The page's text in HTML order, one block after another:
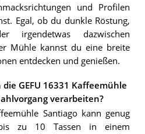
und Profilen
Egal, ob du dunkle Röstung,
irgendetwas dazwischen
Mühle kannst du eine breite
entdecken und genießen.
GEFU 16331 Kaffeemühle
verarbeiten?
Santiago kann genug
zu 10 Tassen in einem